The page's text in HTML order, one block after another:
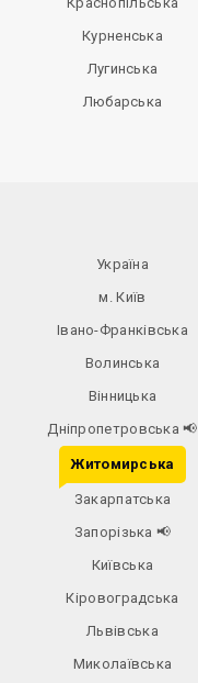
Курненська
Лугинська
Любарська
Україна
м. Київ
Івано-Франківська
Волинська
Вінницька
Дніпропетровська📢
Житомирська
Закарпатська
Запорізька 📢
Київська
Кіровоградська
Львівська
Миколаївська